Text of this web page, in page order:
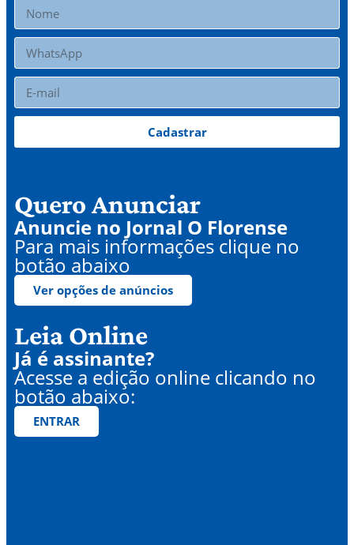
Cadastrar
Quero Anunciar
Anuncie no Jornal O Florense
Para mais informações clique no
botão abaixo
Ver opções de anúncios
Leia Online
Já é assinante?
Acesse a edição online clicando no
botão abaixo:
ENTRAR